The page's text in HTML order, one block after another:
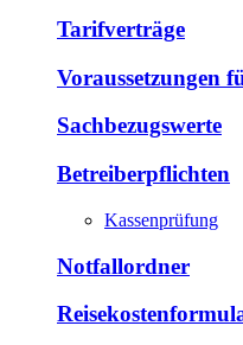
Tarifverträge
Voraussetzungen
Sachbezugswerte
Betreiberpflichten
Kassenprüfung
Notfallordner